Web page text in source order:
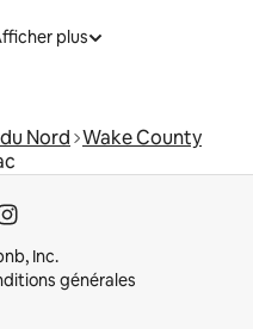
plus
Nord Wake County
Inc.
générales